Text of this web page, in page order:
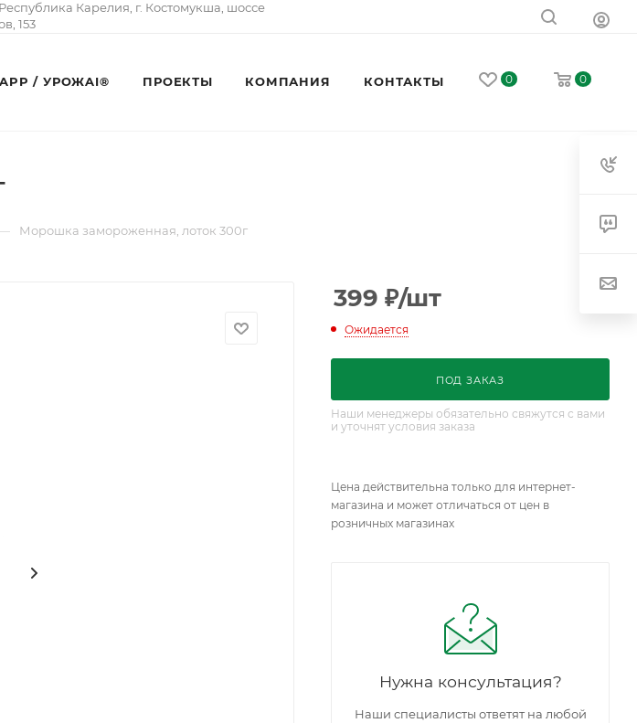
Республика Карелия, г. Костомукша, шоссе
153
0 0
APP / УРОЖAI® ПРОЕКТЫ КОМПАНИЯ КОНТАКТЫ
Морошка замороженная, лоток 300г
399 ₽/шт
Ожидается
ПОД ЗАКАЗ
Наши менеджеры обязательно свяжутся с вами
и уточнят условия заказа
Цена действительна только для интернет-
магазина и может отличаться от цен в
розничных магазинах
Нужна консультация?
Наши специалисты ответят на любой